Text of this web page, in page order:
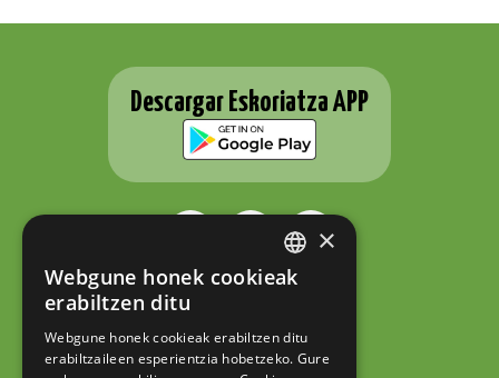
Descargar Eskoriatza APP
ESKORIATZAKO UDALA
Fernando Eskoriatza plaza 1
20540 Eskoriatza (Gipuzkoa)
Tel.: 943 71 44 07
hazi@eskoriatza.eus
BASQUE
×
Webgune honek cookieak
erabiltzen ditu
Webgune honek cookieak erabiltzen ditu
erabiltzaileen esperientzia hobetzeko. Gure